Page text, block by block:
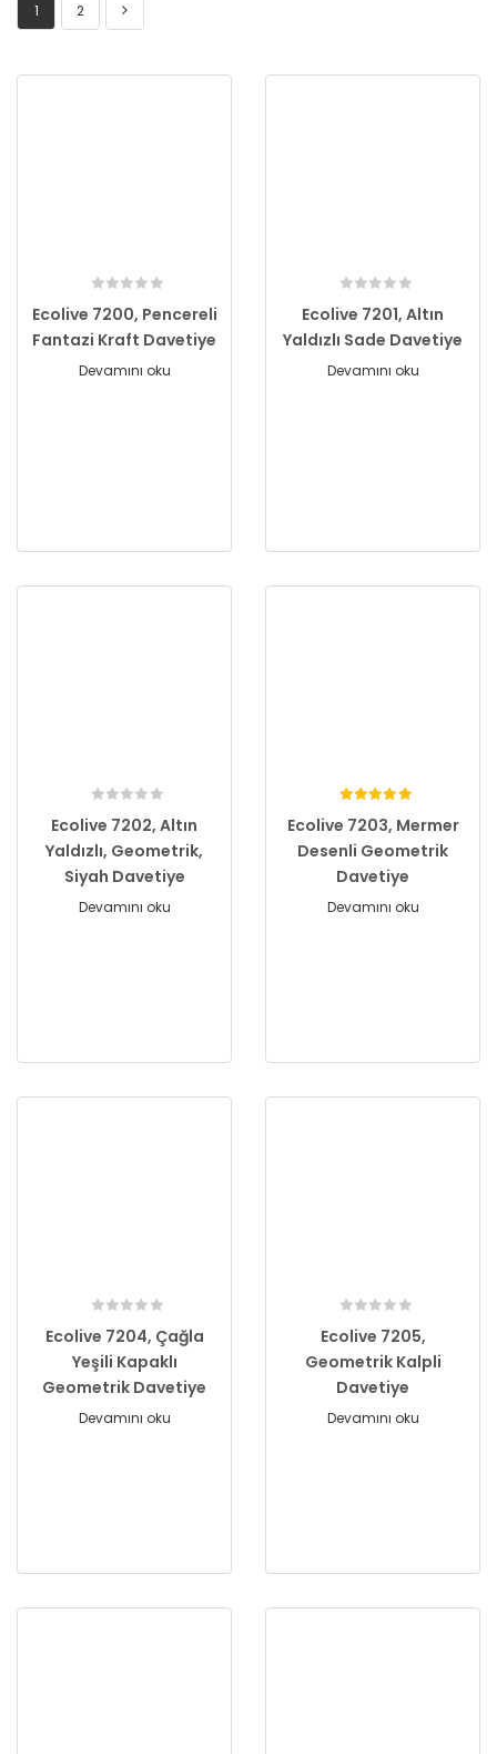
1 2
Ecolive 7200, Pencereli
Fantazi Kraft Davetiye
Devamını oku
Ecolive 7201, Altın
Yaldızlı Sade Davetiye
Devamını oku
Ecolive 7202, Altın
Yaldızlı, Geometrik,
Siyah Davetiye
Devamını oku
Ecolive 7203, Mermer
Desenli Geometrik
Davetiye
Devamını oku
Ecolive 7204, Çağla
Yeşili Kapaklı
Geometrik Davetiye
Devamını oku
Ecolive 7205,
Geometrik Kalpli
Davetiye
Devamını oku